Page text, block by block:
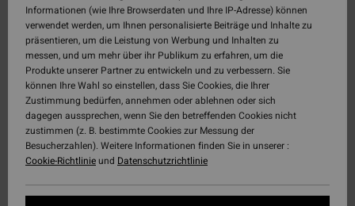
Informationen (wie Ihre Browserdaten und Ihre IP-Adresse) können
verwendet werden, um Ihnen personalisierte Beiträge und Inhalte zu
präsentieren, um die Leistung von Werbung und Inhalten zu
messen, und um mehr über ihr Publikum zu erfahren, um die
Produkte unserer Partner zu entwickeln und zu verbessern. Sie
können Ihre Wahl so einstellen, dass Sie Cookies, die Ihrer
Zustimmung bedürfen, annehmen oder ablehnen oder sich
dagegen aussprechen, wenn Sie den betreffenden Cookies nicht
zustimmen (z. B. bestimmte Cookies zur Messung der
Besucherzahlen). Weitere Informationen finden Sie in unserer :
Cookie-Richtlinieund Datenschutzrichtlinie